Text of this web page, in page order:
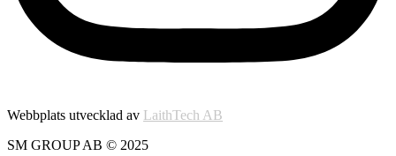
Webbplats utvecklad av LaithTech AB
SM GROUP AB © 2025